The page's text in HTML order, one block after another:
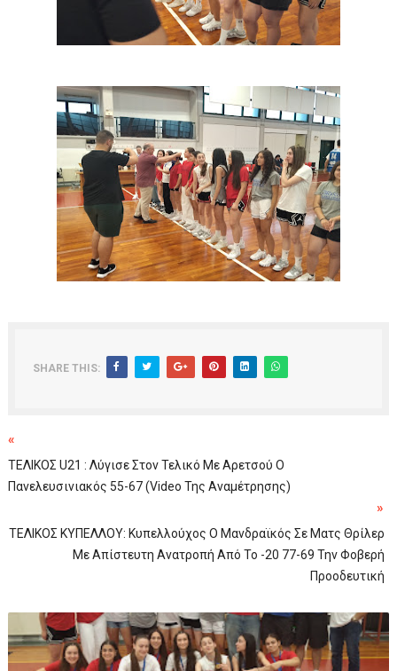
SHARE THIS:
«
ΤΕΛΙΚΟΣ U21 : Λύγισε Στον Τελικό Με Αρετσού Ο
Πανελευσινιακός 55-67 (video Της Αναμέτρησης)
»
TEΛΙΚΟΣ ΚΥΠΕΛΛΟΥ: Κυπελλούχος Ο Μανδραϊκός Σε Ματς Θρίλερ
Με Απίστευτη Ανατροπή Από Το -20 77-69 Την Φοβερή
Προοδευτική